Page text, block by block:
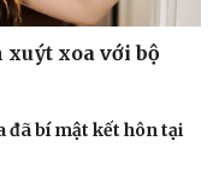
xuýt xoa với bộ
đã bí mật kết hôn tại